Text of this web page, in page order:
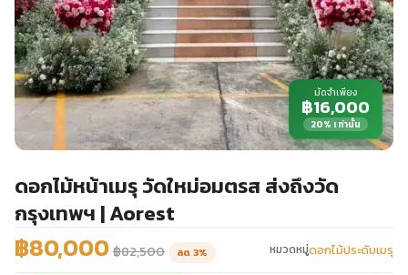
มัดจำเพียง
฿16,000
20% เท่านั้น
ดอกไม้หน้าเมรุ วัดใหม่อมตรส ส่งถึงวัด
กรุงเทพฯ | Aorest
฿80,000฿82,500 ลด 3% หมวดหมู่ดอกไม้ประดับเมรุ